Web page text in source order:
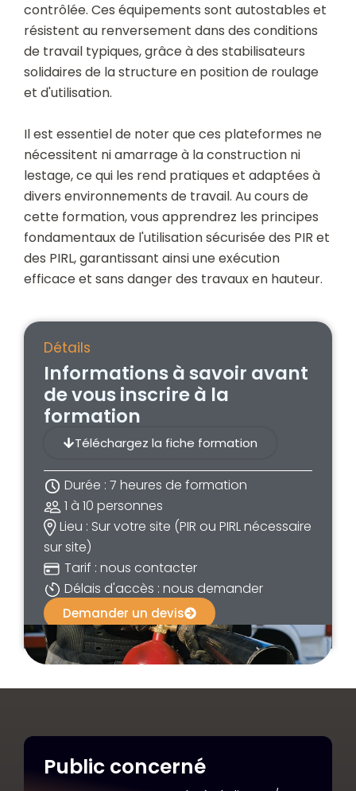
contrôlée. Ces équipements sont autostables et
résistent au renversement dans des conditions
de travail typiques, grâce à des stabilisateurs
solidaires de la structure en position de roulage
et d'utilisation.
Il est essentiel de noter que ces plateformes ne
nécessitent ni amarrage à la construction ni
lestage, ce qui les rend pratiques et adaptées à
divers environnements de travail. Au cours de
cette formation, vous apprendrez les principes
fondamentaux de l'utilisation sécurisée des PIR et
des PIRL, garantissant ainsi une exécution
efficace et sans danger des travaux en hauteur.
Détails
Informations à savoir avant
de vous inscrire à la
formation
Téléchargez la fiche formation
Durée : 7 heures de formation
1 à 10 personnes
Lieu : Sur votre site (PIR ou PIRL nécessaire
sur site)
Tarif : nous contacter
Délais d'accès : nous demander
Demander un devis
Public concerné